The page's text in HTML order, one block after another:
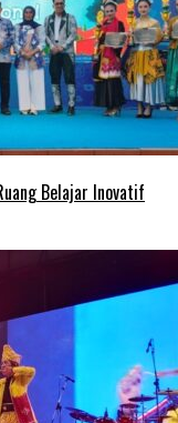
Belajar Inovatif